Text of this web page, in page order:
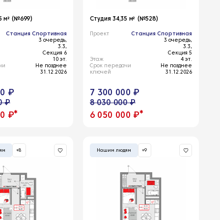
м² (№699)
Станция Спортивная
3 очередь,
3.3,
Секция 6
10 эт.
Не позднее
31.12.2026
₽
₽
₽*
Студия 34,35 м² (№528)
Проект
Станция Спортивная
3 очередь,
3.3,
Секция 5
Этаж
4 эт.
Срок передачи
ключей
Не позднее
31.12.2026
7 300 000 ₽
8 030 000 ₽
6 050 000 ₽*
+8 Нашим людям +9